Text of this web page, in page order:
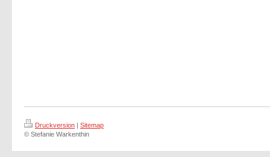
Druckversion | Sitemap
© Stefanie Warkenthin